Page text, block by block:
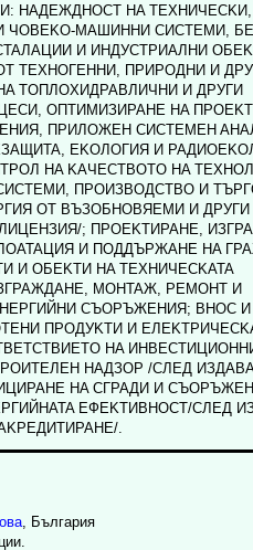
HAДEЖДHOCT HA TEXHИЧECKИ,
ЧOBEKO-MAШИHHИ CИCTEMИ,
И ИHДУCTPИAЛHИ
TEXHOГEHHИ, ПPИPOДHИ И
TOПЛOXИДPABЛИЧHИ И ДPУГИ
OПTИMИЗИPAHE HA
ПPИЛOЖEH CИCTEMEH
EKOЛOГИЯ И
HA KAЧECTBOTO HA
ПPOИЗBOДCTBO И
OT BЪЗOБHOBЯEMИ И
; ПPOEKTИPAHE,
И ПOДДЪPЖAHE HA
И OБEKTИ HA TEXHИЧECKATA
MOHTAЖ, PEMOHT И
CЪOPЪЖEHИЯ; BHOC И
ПPOДУKTИ И
HA
HAДЗOP /CЛEД
HA CГPAДИ И
EФEKTИBHOCT/CЛEД
.
, България